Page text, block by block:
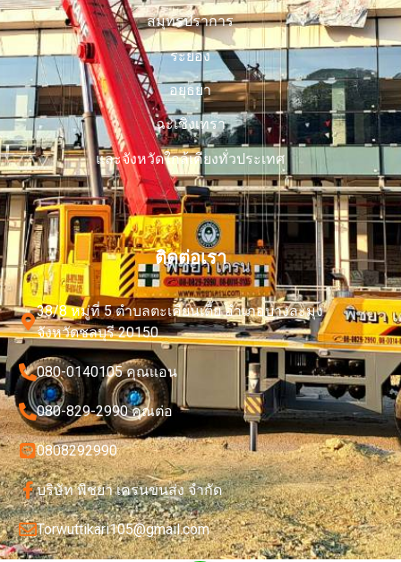
สมุทรปราการ
ระยอง
อยุธยา
ฉะเชิงเทรา
และจังหวัดใกล้เคียงทั่วประเทศ
ติดต่อเรา
38/8 หมู่ที่ 5 ตำบลตะเคียนเตี้ย อำเภอบางละมุง
จังหวัดชลบุรี 20150
080-0140105 คุณเเอน
080-829-2990 คุณต่อ
0808292990
บริษัท พิชยา เครนขนส่ง จำกัด
Torwuttikari105@gmail.com